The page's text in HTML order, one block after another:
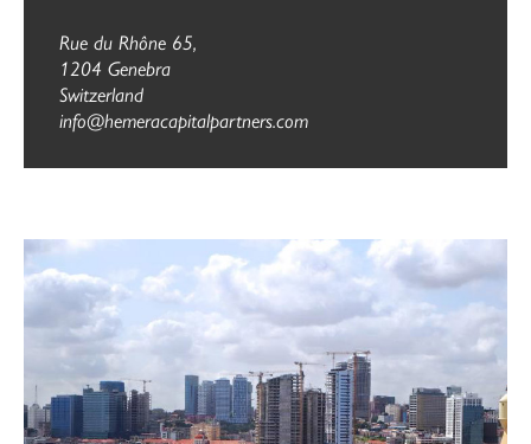
Rue du Rhône 65,
1204 Genebra
Switzerland
info@hemeracapitalpartners.com